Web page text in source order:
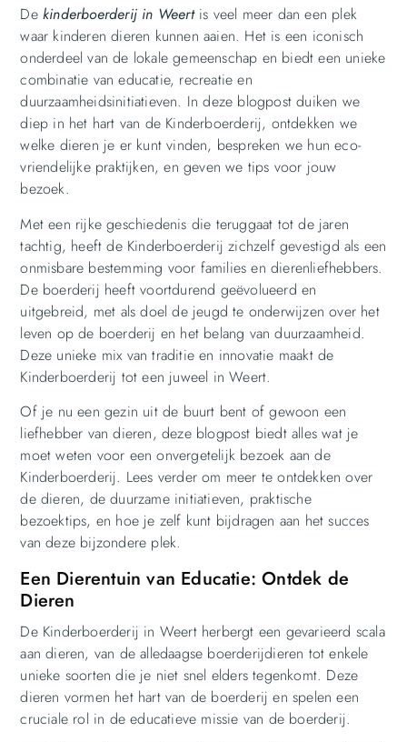
De kinderboerderij in Weertis veel meer dan een plek
waar kinderen dieren kunnen aaien. Het is een iconisch
onderdeel van de lokale gemeenschap en biedt een unieke
combinatie van educatie, recreatie en
duurzaamheidsinitiatieven. In deze blogpost duiken we
diep in het hart van de Kinderboerderij, ontdekken we
welke dieren je er kunt vinden, bespreken we hun eco-
vriendelijke praktijken, en geven we tips voor jouw
bezoek.
Met een rijke geschiedenis die teruggaat tot de jaren
tachtig, heeft de Kinderboerderij zichzelf gevestigd als een
onmisbare bestemming voor families en dierenliefhebbers.
De boerderij heeft voortdurend geëvolueerd en
uitgebreid, met als doel de jeugd te onderwijzen over het
leven op de boerderij en het belang van duurzaamheid.
Deze unieke mix van traditie en innovatie maakt de
Kinderboerderij tot een juweel in Weert.
Of je nu een gezin uit de buurt bent of gewoon een
liefhebber van dieren, deze blogpost biedt alles wat je
moet weten voor een onvergetelijk bezoek aan de
Kinderboerderij. Lees verder om meer te ontdekken over
de dieren, de duurzame initiatieven, praktische
bezoektips, en hoe je zelf kunt bijdragen aan het succes
van deze bijzondere plek.
Een Dierentuin van Educatie: Ontdek de
Dieren
De Kinderboerderij in Weert herbergt een gevarieerd scala
aan dieren, van de alledaagse boerderijdieren tot enkele
unieke soorten die je niet snel elders tegenkomt. Deze
dieren vormen het hart van de boerderij en spelen een
cruciale rol in de educatieve missie van de boerderij.